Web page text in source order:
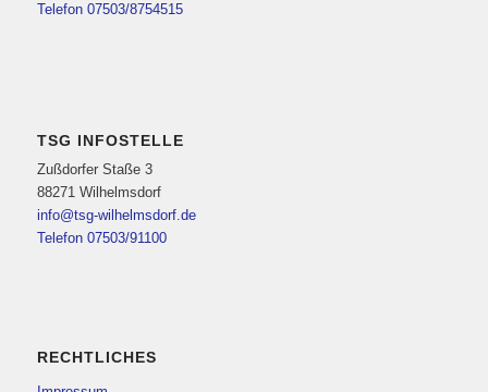
Telefon 07503/8754515
TSG INFOSTELLE
Zußdorfer Staße 3
88271 Wilhelmsdorf
info@tsg-wilhelmsdorf.de
Telefon 07503/91100
RECHTLICHES